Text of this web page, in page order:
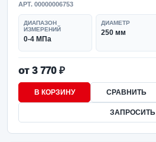
АРТ. 00000006753
ДИАПАЗОН
ИЗМЕРЕНИЙ
0-4 МПа
ДИАМЕТР
250 мм
от 3 770 ₽
В КОРЗИНУ СРАВНИТЬ
ЗАПРОСИТЬ